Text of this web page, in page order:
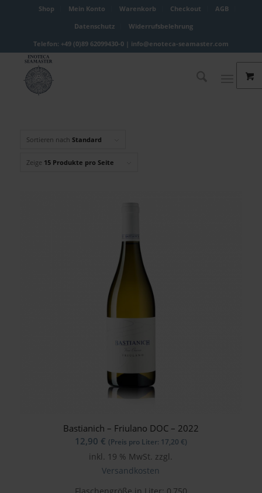
Shop Mein Konto Warenkorb Checkout
AGB
Datenschutz
Widerrufsbelehrung
Telefon: +49 (0)89 62099430-0 | info@enoteca-seamaster.com
Sortieren nach Standard
Zeige 15 Produkte pro Seite
Bastianich – Friulano DOC – 2022
12,90 € (Preis pro Liter: 17,20 €)
inkl. 19 % MwSt. zzgl.
Versandkosten